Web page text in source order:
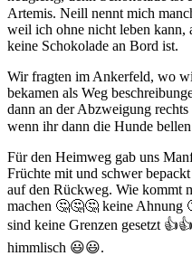
Artemis. Neill nennt mich
weil ich ohne nicht leben kann,
keine Schokolade an Bord ist.
Wir fragten im Ankerfeld, wo
bekamen als Weg
dann an der Abzweigung
wenn ihr dann die Hunde
Für den Heimweg gab uns
Früchte mit und schwer
auf den Rückweg. Wie kommt
machen 🤔🤔🤔 keine Ahnung
sind keine Grenzen gesetzt
himmlisch 😃😃.